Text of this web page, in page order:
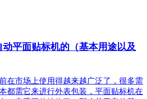
平面贴标机的（基本用途以及
在市场上使用得越来越广泛了，很多需
都需它来进行外表包装，平面贴标机在